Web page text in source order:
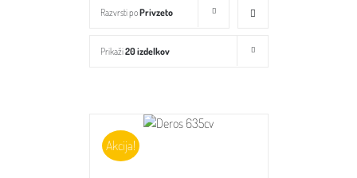
Razvrsti poPrivzeto
Prikaži20 izdelkov
Akcija!